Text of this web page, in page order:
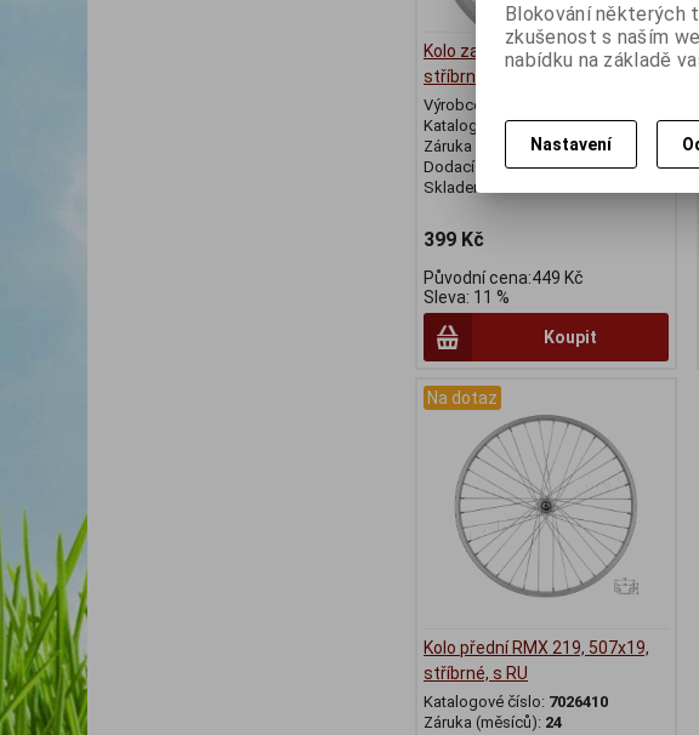
Kolo zadní RMX 219, 406x19,
stříbrné, náboj FORCE
Výrobce:
Katalogové číslo:702644
Záruka (měsíců):24
Dodací lhůta (dnů) 1 -7
Skladem:
399 Kč
Původní cena:449 Kč
Sleva: 11 %
Koupit
Na dotaz
Kolo přední RMX 219, 507x19,
stříbrné, s RU
Katalogové číslo: 7026410
Záruka (měsíců): 24
Blokování některých
zkušenost s naším
nabídku na základě
Nastavení